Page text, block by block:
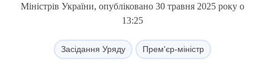
Міністрів України, опубліковано 30 травня 2025 року о
13:25
Засідання Уряду Прем'єр-міністр